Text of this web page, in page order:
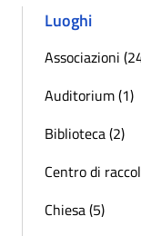
Luoghi
Associazioni
Auditorium (1)
Biblioteca (2)
Centro di
Chiesa (5)